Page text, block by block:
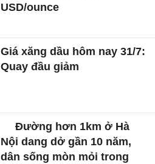
USD/ounce
Giá xăng dầu hôm nay 31/7:
Quay đầu giảm
Đường hơn 1km ở Hà
Nội dang dở gần 10 năm,
dân sống mòn mỏi trong